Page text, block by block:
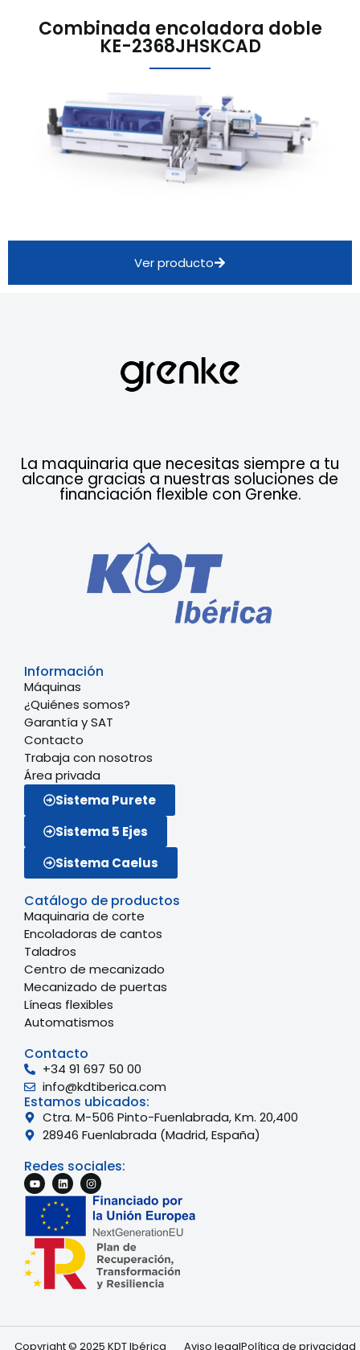
Combinada encoladora doble
KE-2368JHSKCAD
Ver producto
La maquinaria que necesitas siempre a tu
alcance gracias a nuestras soluciones de
financiación flexible con Grenke.
Información
Máquinas
¿Quiénes somos?
Garantía y SAT
Contacto
Trabaja con nosotros
Área privada
Sistema Purete
Sistema 5 Ejes
Sistema Caelus
Catálogo de productos
Maquinaria de corte
Encoladoras de cantos
Taladros
Centro de mecanizado
Mecanizado de puertas
Líneas flexibles
Automatismos
Contacto
+34 91 697 50 00
info@kdtiberica.com
Estamos ubicados:
Ctra. M-506 Pinto-Fuenlabrada, Km. 20,400
28946 Fuenlabrada (Madrid, España)
Redes sociales:
Copyright © 2025 KDT Ibérica Aviso legalPolítica de privacidad
French